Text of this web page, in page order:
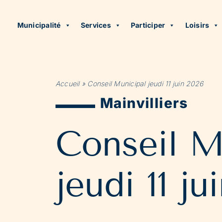
Municipalité Services Participer Loisirs
Accueil» Conseil Municipal jeudi 11 juin 2026
Mainvilliers
Conseil
jeudi 11